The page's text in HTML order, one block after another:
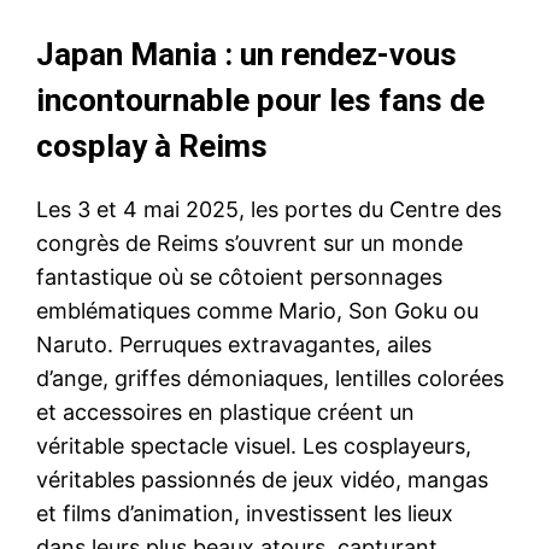
Japan Mania : un rendez-vous
incontournable pour les fans de
cosplay à Reims
Les 3 et 4 mai 2025, les portes du Centre des
congrès de Reims s’ouvrent sur un monde
fantastique où se côtoient personnages
emblématiques comme Mario, Son Goku ou
Naruto. Perruques extravagantes, ailes
d’ange, griffes démoniaques, lentilles colorées
et accessoires en plastique créent un
véritable spectacle visuel. Les cosplayeurs,
véritables passionnés de jeux vidéo, mangas
et films d’animation, investissent les lieux